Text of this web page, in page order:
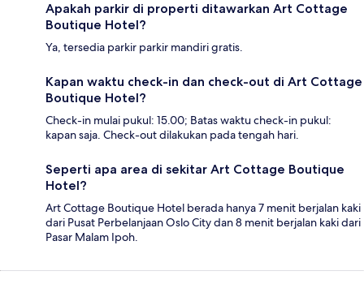
Apakah parkir di properti ditawarkan Art Cottage
Boutique Hotel?
Ya, tersedia parkir parkir mandiri gratis.
Kapan waktu check-in dan check-out di Art Cottage
Boutique Hotel?
Check-in mulai pukul: 15.00; Batas waktu check-in pukul:
kapan saja. Check-out dilakukan pada tengah hari.
Seperti apa area di sekitar Art Cottage Boutique
Hotel?
Art Cottage Boutique Hotel berada hanya 7 menit berjalan kaki
dari Pusat Perbelanjaan Oslo City dan 8 menit berjalan kaki dari
Pasar Malam Ipoh.